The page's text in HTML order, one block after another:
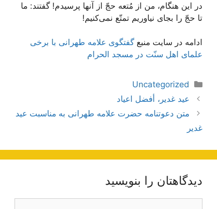
در این هنگام، من از مُتعه حجّ از آنها پرسیدم! گفتند: ما
تا حجّ را بجاى نیاوریم تمتّع نمى‌کنیم!
ادامه در سایت منبع گفتگوى علامه طهرانی با برخى
علماى اهل سنّت در مسجد الحرام
دسته‌ها
Uncategorized
ناوبری
نوشته‌ها
عید غدیر، أفضل اعیاد
متن دعوتنامه حضرت علامه طهرانی به مناسبت عيد
غدير
دیدگاهتان را بنویسید